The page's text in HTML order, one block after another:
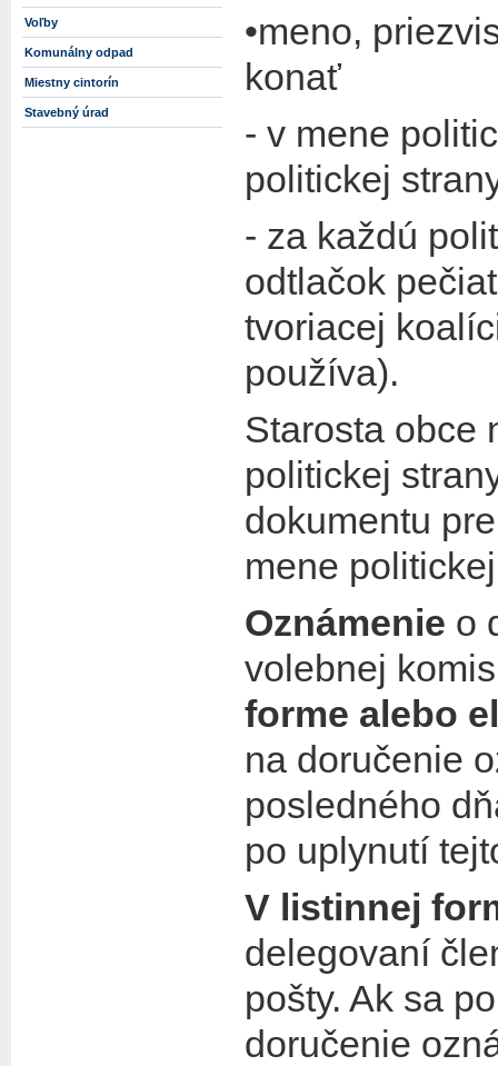
Voľby
Komunálny odpad
Miestny cintorín
Stavebný úrad
•meno,
konať
- v mene
politickej
- za každú
odtlačok
tvoriacej
používa).
Starosta obce
politickej
dokumentu
mene
Oznámenie o
volebnej
forme alebo
na doručenie
posledného
po uplynutí
V listinnej
delegovaní
pošty. Ak sa
doručenie